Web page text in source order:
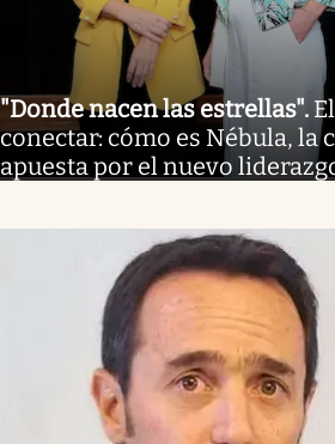
"Donde nacen las estrellas".
conectar: cómo es Nébula, la
apuesta por el nuevo